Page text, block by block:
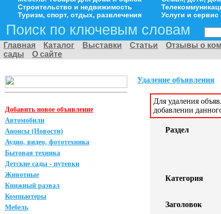
Строительство и недвижимость
Туризм, спорт, отдых, развлечения
Услуги и сервис
Поиск по ключевым словам
Главная Каталог Выставки Статьи
Отзывы о
сады
О сайте
Добавить новое объявление
Автомобили
Анонсы (Новости)
Аудио, видео, фототехника
Бытовая техника
Детские сады - путевки
Животные
Книжный развал
Компьютеры
Мебель
Удаление объявления
Для удаления
добавлении
Раздел
Категория
Заголовок